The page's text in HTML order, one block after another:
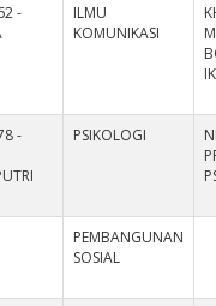
-
ILMU
KOMUNIKASI
-
PSIKOLOGI
PEMBANGUNAN
SOSIAL